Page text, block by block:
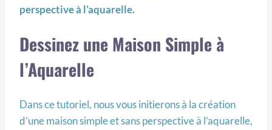
perspective à l’aquarelle.
Dessinez une Maison Simple à
l’Aquarelle
Dans ce tutoriel, nous vous initierons à la création
d’une maison simple et sans perspective à l’aquarelle,